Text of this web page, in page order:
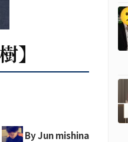
】
By Jun mishina